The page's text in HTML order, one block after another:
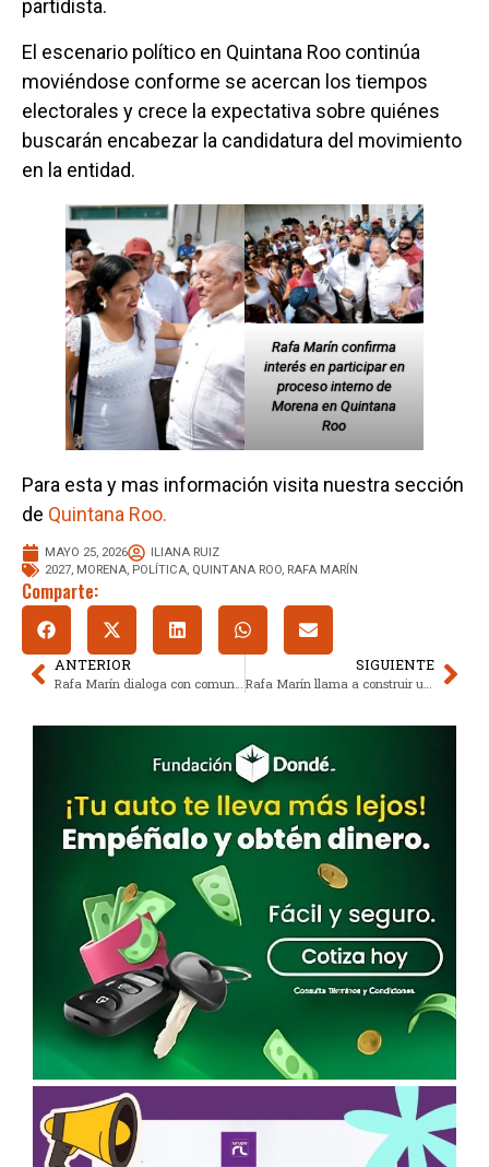
partidista.
El escenario político en Quintana Roo continúa
moviéndose conforme se acercan los tiempos
electorales y crece la expectativa sobre quiénes
buscarán encabezar la candidatura del movimiento
en la entidad.
Rafa Marín confirma
interés en participar en
proceso interno de
Morena en Quintana
Roo
Para esta y mas información visita nuestra sección
de Quintana Roo.
MAYO 25, 2026
ILIANA RUIZ
2027, MORENA, POLÍTICA, QUINTANA ROO, RAFA MARÍN
Comparte:
ANTERIOR
Rafa Marín dialoga con comunidades y sectores productivos del sur de Quintana Roo
SIGUIENTE
Rafa Marín llama a construir una nueva etapa de desarrollo para Tulum en su 18 aniversario como municipio